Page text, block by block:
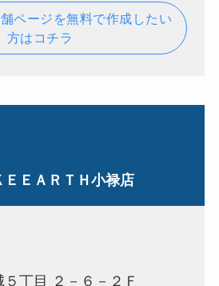
ページを無料で作成したい
方はコチラ
ＥＥＡＲＴＨ小禄店
丁目 ２－６－２Ｆ